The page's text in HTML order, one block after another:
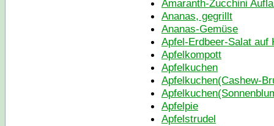
Amaranth-Zucchini
Ananas, gegrillt
Ananas-Gemüse
Apfel-Erdbeer-Salat auf
Apfelkompott
Apfelkuchen
Apfelkuchen(Cashew-
Apfelpie
Apfelstrudel